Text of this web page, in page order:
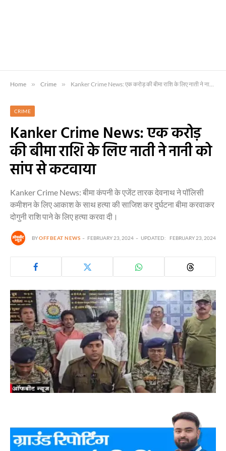
Home » Crime » Kanker Crime News: एक करोड़ की बीमा राशि के लिए नाती ने नानी को सांप से कटवाया
CRIME
Kanker Crime News: एक करोड़
की बीमा राशि के लिए नाती ने नानी को
सांप से कटवाया
Kanker Crime News: बीमा कंपनी के एजेंट तारक देवनाथ ने पॉलिसी
कमीशन के लिए आकाश के साथ हत्या की साजिश कर दुर्घटना बीमा करवाकर
दोगुनी राशि पाने के लिए हत्या करवा दी।
BYOFFBEAT NEWS FEBRUARY 23, 2024 UPDATED: FEBRUARY 23, 2024